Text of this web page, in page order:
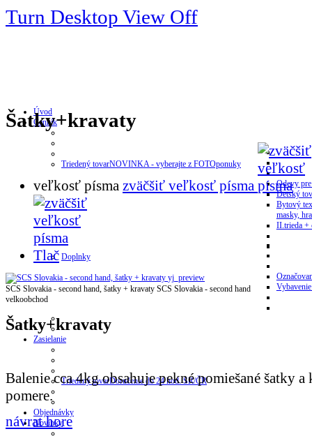
Turn Desktop View Off
Úvod
Cenník
Triedený tovarNOVINKA - vyberajte z FOTOponuky
Odevy
Detský
Bytový
masky,
II.trieda +
Doplnky
Zasielanie
Triedený tovarDoručenie do 24 hod. SR/ČR
Objednávky
Novinky
Šatky+kravaty
veľkosť písma zväčšiť veľkosť písma
Tlač
yj_preview
SCS Slovakia - second hand, šatky + kravaty SCS Slovakia - second hand
velkoobchod
Šatky+kravaty
Balenie cca 4kg obsahuje pekné pomiešané šatky
pomere.
návrat hore